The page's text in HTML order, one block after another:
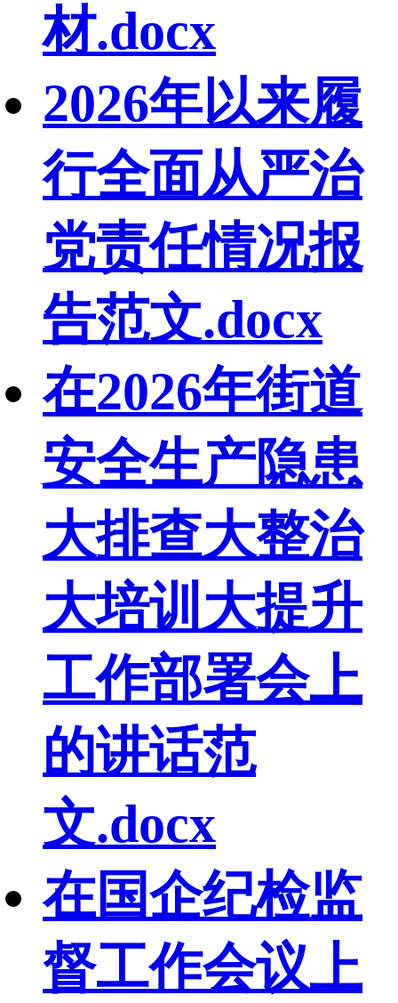
材.docx
2026年以来履
行全面从严治
党责任情况报
告范文.docx
在2026年街道
安全生产隐患
大排查大整治
大培训大提升
工作部署会上
的讲话范
文.docx
在国企纪检监
督工作会议上